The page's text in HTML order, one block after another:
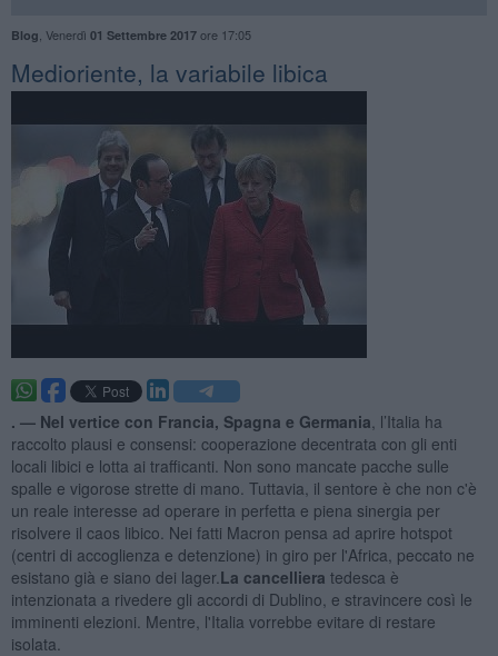
Blog Venerdì 01 Settembre 2017ore 17:05
Medioriente, la variabile libica
. — Nel vertice con Francia, Spagna e Germania , l’Italia ha
raccolto plausi e consensi: cooperazione decentrata con gli enti
locali libici e lotta ai trafficanti. Non sono mancate pacche sulle
spalle e vigorose strette di mano. Tuttavia, il sentore è che non c'è
un reale interesse ad operare in perfetta e piena sinergia per
risolvere il caos libico. Nei fatti Macron pensa ad aprire hotspot
(centri di accoglienza e detenzione) in giro per l'Africa, peccato ne
esistano già e siano dei lager. La cancelliera tedesca è
intenzionata a rivedere gli accordi di Dublino, e stravincere così le
imminenti elezioni. Mentre, l'Italia vorrebbe evitare di restare
isolata.